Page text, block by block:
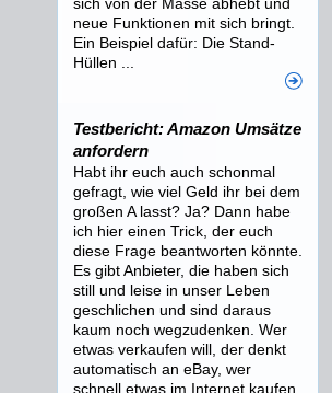
neue Funktionen mit sich bringt.
Ein Beispiel dafür: Die Stand-
Hüllen ...
Testbericht: Amazon Umsätze
anfordern
Habt ihr euch auch schonmal
gefragt, wie viel Geld ihr bei dem
großen A lasst? Ja? Dann habe
ich hier einen Trick, der euch
diese Frage beantworten könnte.
Es gibt Anbieter, die haben sich
still und leise in unser Leben
geschlichen und sind daraus
kaum noch wegzudenken. Wer
etwas verkaufen will, der denkt
automatisch an eBay, wer
schnell etwas im Internet kaufen